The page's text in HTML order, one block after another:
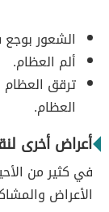
الشعور
ألم العظام.
ترقق
العظام.
أعراض أخرى
في كثير من
الأعراض